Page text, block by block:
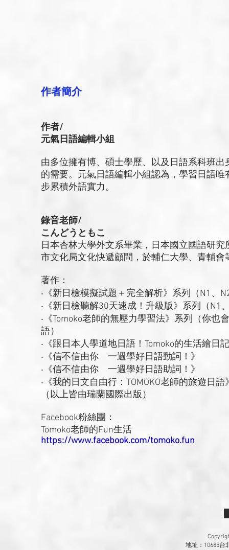
作者簡介
作者/
元氣日語編輯小組
由多位擁有博、碩士學歷、以及日語系科班
的需要。元氣日語編輯小組認為，學習日語
步累積外語實力。
錄音老師/
こんどうともこ
日本杏林大學外文系畢業，日本國立國語研
市文化局文化快遞顧問，於輔仁大學、青輔
著作：
‧《新日檢模擬試題＋完全解析》系列（N1、
‧《新日檢聽解30天速成！升級版》系列（N1
‧《Tomoko老師的無壓力學習法》系列（你
語）
‧《跟日本人學道地日語！Tomoko的生活繪日
‧《信不信由你 一週學好日語動詞！》
‧《信不信由你 一週學好日語助詞！》
‧《我的日文自由行：TOMOKO老師的旅遊日語
（以上皆由瑞蘭國際出版）
Facebook粉絲團：
Tomoko老師的Fun生活
https://www.facebook.com/tomoko.fun
地址：10685台